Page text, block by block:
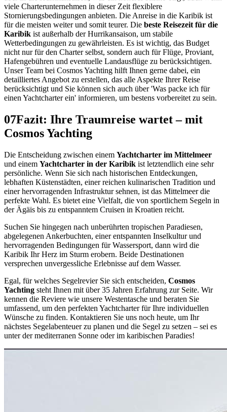
viele Charterunternehmen in dieser Zeit flexiblere
Stornierungsbedingungen anbieten. Die Anreise in die Karibik ist
für die meisten weiter und somit teurer. Die beste Reisezeit für die
Karibik ist außerhalb der Hurrikansaison, um stabile
Wetterbedingungen zu gewährleisten. Es ist wichtig, das Budget
nicht nur für den Charter selbst, sondern auch für Flüge, Proviant,
Hafengebühren und eventuelle Landausflüge zu berücksichtigen.
Unser Team bei Cosmos Yachting hilft Ihnen gerne dabei, ein
detailliertes Angebot zu erstellen, das alle Aspekte Ihrer Reise
berücksichtigt und Sie können sich auch über 'Was packe ich für
einen Yachtcharter ein' informieren, um bestens vorbereitet zu sein.
07Fazit: Ihre Traumreise wartet – mit
Cosmos Yachting
Die Entscheidung zwischen einem Yachtcharter im Mittelmeer
und einem Yachtcharter in der Karibik ist letztendlich eine sehr
persönliche. Wenn Sie sich nach historischen Entdeckungen,
lebhaften Küstenstädten, einer reichen kulinarischen Tradition und
einer hervorragenden Infrastruktur sehnen, ist das Mittelmeer die
perfekte Wahl. Es bietet eine Vielfalt, die von sportlichem Segeln in
der Ägäis bis zu entspanntem Cruisen in Kroatien reicht.
Suchen Sie hingegen nach unberührten tropischen Paradiesen,
abgelegenen Ankerbuchten, einer entspannten Inselkultur und
hervorragenden Bedingungen für Wassersport, dann wird die
Karibik Ihr Herz im Sturm erobern. Beide Destinationen
versprechen unvergessliche Erlebnisse auf dem Wasser.
Egal, für welches Segelrevier Sie sich entscheiden, Cosmos
Yachting steht Ihnen mit über 35 Jahren Erfahrung zur Seite. Wir
kennen die Reviere wie unsere Westentasche und beraten Sie
umfassend, um den perfekten Yachtcharter für Ihre individuellen
Wünsche zu finden. Kontaktieren Sie uns noch heute, um Ihr
nächstes Segelabenteuer zu planen und die Segel zu setzen – sei es
unter der mediterranen Sonne oder im karibischen Paradies!